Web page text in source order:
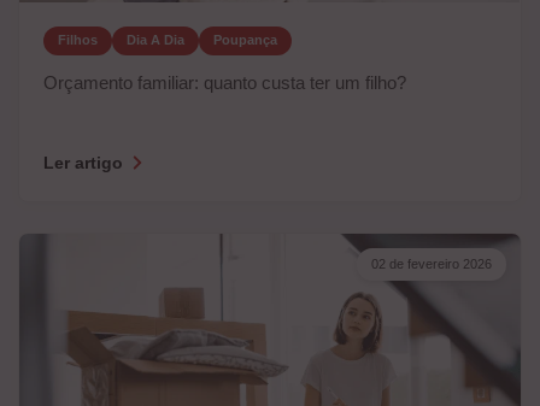
Filhos Dia A Dia Poupança
Orçamento familiar: quanto custa ter um filho?
Ler artigo
02 de fevereiro 2026